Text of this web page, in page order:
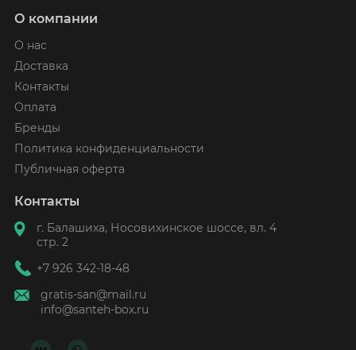
О компании
О нас
Доставка
Контакты
Оплата
Бренды
Политика конфиденциальности
Публичная оферта
Контакты
г. Балашиха, Носовихинское шоссе, вл. 4
стр. 2
+7 926 342-18-48
gratis-san@mail.ru
info@santeh-box.ru